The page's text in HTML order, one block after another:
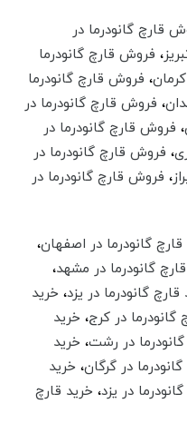
قارچ گانودرما در
، فروش قارچ گانودرما
، فروش قارچ گانودرما
،‌ فروش قارچ گانودرما در
،‌ فروش قارچ گانودرما در
،‌ فروش قارچ گانودرما در
،‌ فروش قارچ گانودرما در
گانودرما در اصفهان،
گانودرما در مشهد،
قارچ گانودرما در یزد،‌ خرید
گانودرما در کرج،‌ خرید
در رشت،‌ خرید
در گرگان،‌ خرید
در یزد،‌ خرید قارچ